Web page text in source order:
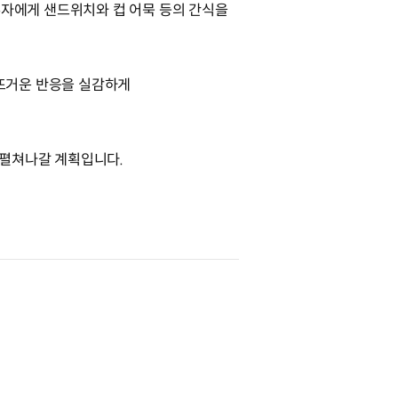
에게 샌드위치와 컵 어묵 등의 간식을
운 반응을 실감하게
쳐나갈 계획입니다.